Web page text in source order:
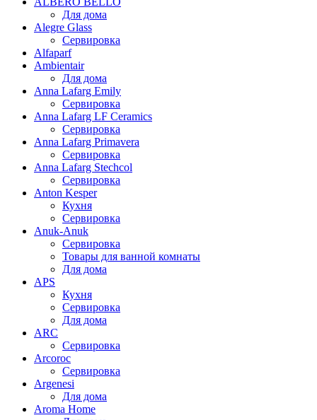
Для дома
Alegre Glass
Сервировка
Alfaparf
Ambientair
Для дома
Anna Lafarg Emily
Сервировка
Anna Lafarg LF Ceramics
Сервировка
Anna Lafarg Primavera
Сервировка
Anna Lafarg Stechcol
Сервировка
Anton Kesper
Кухня
Сервировка
Anuk-Anuk
Сервировка
Товары для ванной комнаты
Для дома
APS
Кухня
Сервировка
Для дома
ARC
Сервировка
Arcoroc
Сервировка
Argenesi
Для дома
Aroma Home